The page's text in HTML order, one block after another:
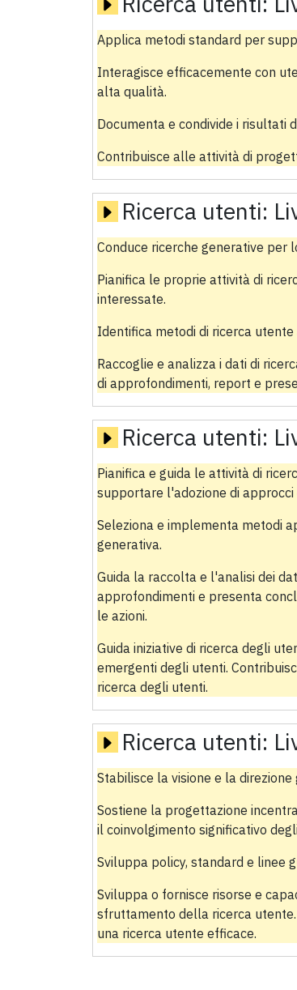
Applica metodi standard per
Interagisce efficacemente con
alta qualità.
Documenta e condivide i risultati
Contribuisce alle attività di
Ricerca utenti:
Conduce ricerche generative per
Pianifica le proprie attività di
interessate.
Identifica metodi di ricerca
Raccoglie e analizza i dati di
di approfondimenti, report e
Ricerca utenti:
Pianifica e guida le attività di
supportare l'adozione di approcci
Seleziona e implementa metodi
generativa.
Guida la raccolta e l'analisi dei
approfondimenti e presenta
le azioni.
Guida iniziative di ricerca degli
emergenti degli utenti.
ricerca degli utenti.
Ricerca utenti:
Stabilisce la visione e la
Sostiene la progettazione
il coinvolgimento significativo
Sviluppa policy, standard e linee
Sviluppa o fornisce risorse e
sfruttamento della ricerca
una ricerca utente efficace.